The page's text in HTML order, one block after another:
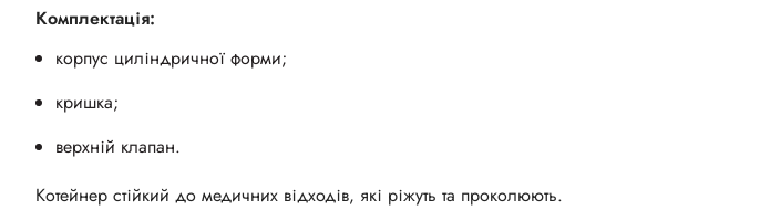
Комплектація:
корпус циліндричної форми;
кришка;
верхній клапан.
Котейнер стійкий до медичних відходів, які ріжуть та проколюють.